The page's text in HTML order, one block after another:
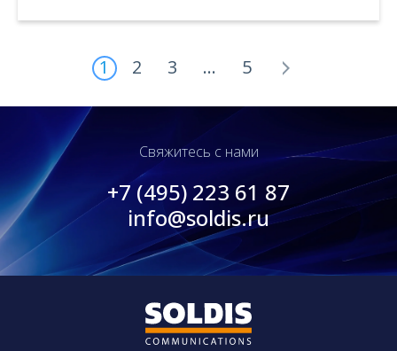
1 2 3 … 5
Свяжитесь с нами
+7 (495) 223 61 87
info@soldis.ru